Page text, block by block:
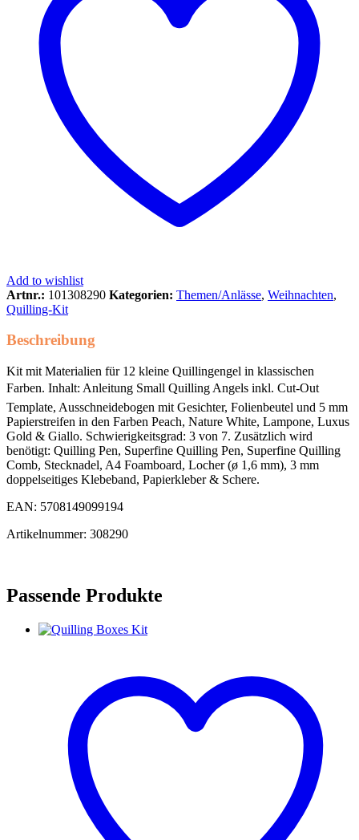
Add to wishlist
Artnr.: 101308290 Kategorien: Themen/Anlässe, Weihnachten,
Quilling-Kit
Beschreibung
Kit mit Materialien für 12 kleine Quillingengel in klassischen
Farben. Inhalt: Anleitung Small Quilling Angels inkl. Cut-Out
Template, Ausschneidebogen mit Gesichter, Folienbeutel und 5 mm
Papierstreifen in den Farben Peach, Nature White, Lampone, Luxus
Gold & Giallo. Schwierigkeitsgrad: 3 von 7. Zusätzlich wird
benötigt: Quilling Pen, Superfine Quilling Pen, Superfine Quilling
Comb, Stecknadel, A4 Foamboard, Locher (ø 1,6 mm), 3 mm
doppelseitiges Klebeband, Papierkleber & Schere.
EAN: 5708149099194
Artikelnummer: 308290
Passende Produkte